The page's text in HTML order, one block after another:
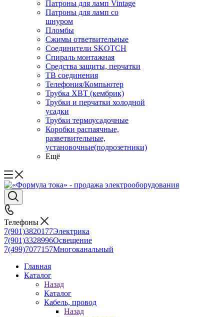
Патроны для ламп Vintage
Патроны для ламп со
шнуром
Пломбы
Сжимы ответвительные
Соединители SKOTCH
Спираль монтажная
Средства защиты, перчатки
ТВ соединения
Телефония/Компьютер
Трубка ХВТ (кембрик)
Трубки и перчатки холодной
усадки
Трубки термоусадочные
Коробки распаячные,
разветвительные,
установочные(подрозетники)
Ещё
Телефоны
7(901)3820177Электрика
7(901)3328996Освещение
7(499)7077157Многоканальный
Главная
Каталог
Назад
Каталог
Кабель, провод
Назад